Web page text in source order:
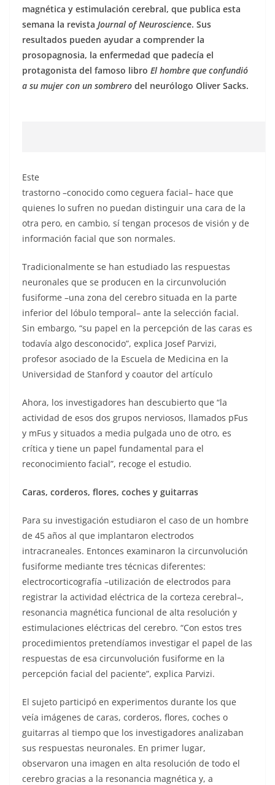
magnética y estimulación cerebral, que publica esta
semana la revista Journal of Neuroscience. Sus
resultados pueden ayudar a comprender la
prosopagnosia, la enfermedad que padecía el
protagonista del famoso libro El hombre que confundió
a su mujer con un sombrero del neurólogo Oliver Sacks.
Este
trastorno –conocido como ceguera facial– hace que
quienes lo sufren no puedan distinguir una cara de la
otra pero, en cambio, sí tengan procesos de visión y de
información facial que son normales.
Tradicionalmente se han estudiado las respuestas
neuronales que se producen en la circunvolución
fusiforme –una zona del cerebro situada en la parte
inferior del lóbulo temporal– ante la selección facial.
Sin embargo, “su papel en la percepción de las caras es
todavía algo desconocido”, explica Josef Parvizi,
profesor asociado de la Escuela de Medicina en la
Universidad de Stanford y coautor del artículo
Ahora, los investigadores han descubierto que “la
actividad de esos dos grupos nerviosos, llamados pFus
y mFus y situados a media pulgada uno de otro, es
crítica y tiene un papel fundamental para el
reconocimiento facial”, recoge el estudio.
Caras, corderos, flores, coches y guitarras
Para su investigación estudiaron el caso de un hombre
de 45 años al que implantaron electrodos
intracraneales. Entonces examinaron la circunvolución
fusiforme mediante tres técnicas diferentes:
electrocorticografía –utilización de electrodos para
registrar la actividad eléctrica de la corteza cerebral–,
resonancia magnética funcional de alta resolución y
estimulaciones eléctricas del cerebro. “Con estos tres
procedimientos pretendíamos investigar el papel de las
respuestas de esa circunvolución fusiforme en la
percepción facial del paciente”, explica Parvizi.
El sujeto participó en experimentos durante los que
veía imágenes de caras, corderos, flores, coches o
guitarras al tiempo que los investigadores analizaban
sus respuestas neuronales. En primer lugar,
observaron una imagen en alta resolución de todo el
cerebro gracias a la resonancia magnética y, a